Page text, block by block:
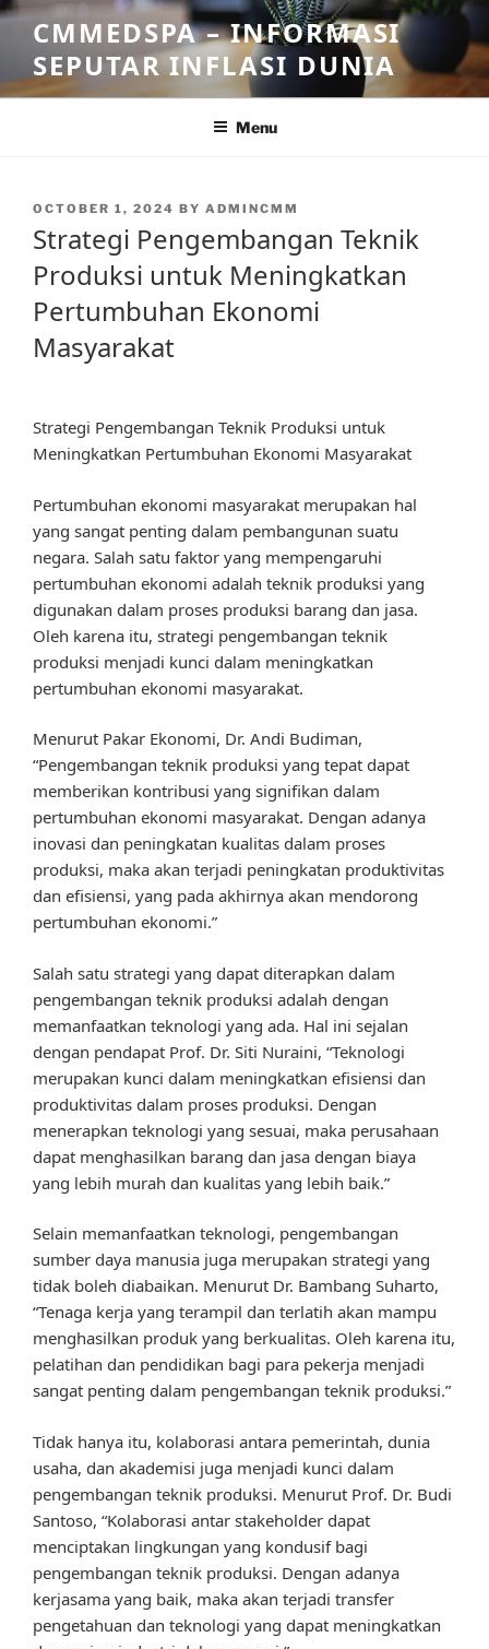
Skip
content
CMMEDSPA – INFORMASI
SEPUTAR INFLASI DUNIA
Menu
POSTED
OCTOBER 1, 2024 BY ADMINCMM
Strategi Pengembangan Teknik
Produksi untuk Meningkatkan
Pertumbuhan Ekonomi
Masyarakat
Strategi Pengembangan Teknik Produksi untuk
Meningkatkan Pertumbuhan Ekonomi Masyarakat
Pertumbuhan ekonomi masyarakat merupakan hal
yang sangat penting dalam pembangunan suatu
negara. Salah satu faktor yang mempengaruhi
pertumbuhan ekonomi adalah teknik produksi yang
digunakan dalam proses produksi barang dan jasa.
Oleh karena itu, strategi pengembangan teknik
produksi menjadi kunci dalam meningkatkan
pertumbuhan ekonomi masyarakat.
Menurut Pakar Ekonomi, Dr. Andi Budiman,
“Pengembangan teknik produksi yang tepat dapat
memberikan kontribusi yang signifikan dalam
pertumbuhan ekonomi masyarakat. Dengan adanya
inovasi dan peningkatan kualitas dalam proses
produksi, maka akan terjadi peningkatan produktivitas
dan efisiensi, yang pada akhirnya akan mendorong
pertumbuhan ekonomi.”
Salah satu strategi yang dapat diterapkan dalam
pengembangan teknik produksi adalah dengan
memanfaatkan teknologi yang ada. Hal ini sejalan
dengan pendapat Prof. Dr. Siti Nuraini, “Teknologi
merupakan kunci dalam meningkatkan efisiensi dan
produktivitas dalam proses produksi. Dengan
menerapkan teknologi yang sesuai, maka perusahaan
dapat menghasilkan barang dan jasa dengan biaya
yang lebih murah dan kualitas yang lebih baik.”
Selain memanfaatkan teknologi, pengembangan
sumber daya manusia juga merupakan strategi yang
tidak boleh diabaikan. Menurut Dr. Bambang Suharto,
“Tenaga kerja yang terampil dan terlatih akan mampu
menghasilkan produk yang berkualitas. Oleh karena itu,
pelatihan dan pendidikan bagi para pekerja menjadi
sangat penting dalam pengembangan teknik produksi.”
Tidak hanya itu, kolaborasi antara pemerintah, dunia
usaha, dan akademisi juga menjadi kunci dalam
pengembangan teknik produksi. Menurut Prof. Dr. Budi
Santoso, “Kolaborasi antar stakeholder dapat
menciptakan lingkungan yang kondusif bagi
pengembangan teknik produksi. Dengan adanya
kerjasama yang baik, maka akan terjadi transfer
pengetahuan dan teknologi yang dapat meningkatkan